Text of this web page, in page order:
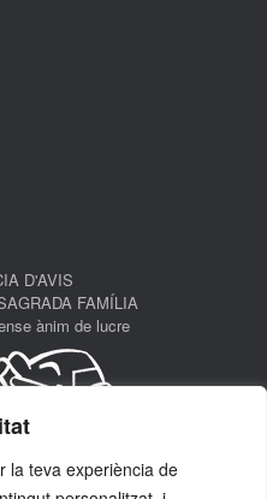
la teva experiència de
D'AVIS
FAMÍLIA
ànim de lucre